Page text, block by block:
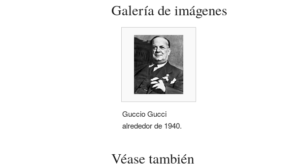
Galería de imágenes
Guccio Gucci
alrededor de 1940.
Véase también